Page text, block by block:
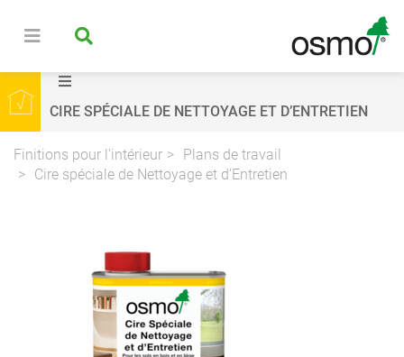
CIRE SPÉCIALE DE NETTOYAGE ET D’ENTRETIEN
Finitions pour l'intérieur
Plans de travail
Cire spéciale de Nettoyage et d’Entretien